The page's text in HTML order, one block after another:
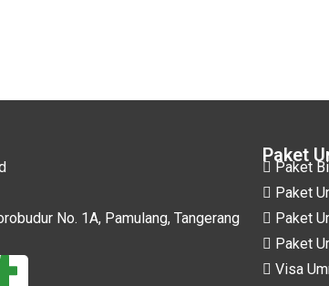
No. 1A, Pamulang, Tangerang
Paket
Paket
Paket
Paket
Paket
Visa